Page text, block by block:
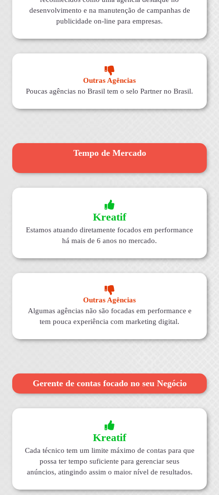
desenvolvimento e na manutenção de campanhas de
publicidade on-line para empresas.
Outras Agências
Poucas agências no Brasil tem o selo Partner no Brasil.
Tempo de Mercado
Kreatif
Estamos atuando diretamente focados em performance
há mais de 6 anos no mercado.
Outras Agências
Algumas agências não são focadas em performance e
tem pouca experiência com marketing digital.
Gerente de contas focado no seu Negócio
Kreatif
Cada técnico tem um limite máximo de contas para que
possa ter tempo suficiente para gerenciar seus
anúncios, atingindo assim o maior nível de resultados.